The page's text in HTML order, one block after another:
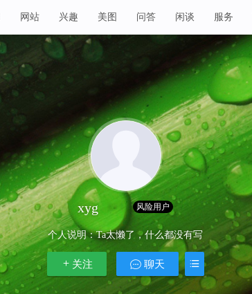
网站 兴趣 美图 问答 闲谈 服务
xyg Lv 1 风险用户
个人说明：Ta太懒了，什么都没有写
关注 聊天